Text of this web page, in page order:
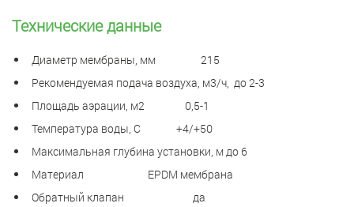
Технические данные
Диаметр мембраны, мм 215
Рекомендуемая подача воздуха, м3/ч, до 2-3
Площадь аэрации, м2 0,5-1
Температура воды, С +4/+50
Максимальная глубина установки, м до 6
Материал EPDM мембрана
Обратный клапан да